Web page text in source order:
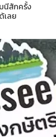
นีสักครั้ง
เลย